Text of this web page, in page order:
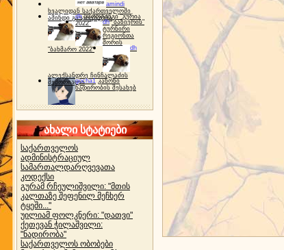
amindi
ხვალიდან საქართველოში
ამინდი გაუარესდება
dh სპორტინგი "გურია
2022"
dh "ბაზიერის"
ტურნირი
რეგიონთა
შორის
"ბახმარო 2022"
dh
ალექსანდრე ჩინჩალაძის
მემორიალიgocha1 კანონი
ნადირობის შესახებ
ახალი სტატიები
საქართველოს
ადმინისტრაციულ
სამართალდარღვევათა
კოდექსი
გურამ რჩეულიშვილი: "მთის
კალთაზე შეფენილ მეჩხერ
ტყეში..."
უილიამ ფოლკნერი: "დათვი"
ქეთევან ჭილაშვილი:
"ნადირობა"
საქართველოს ობობები